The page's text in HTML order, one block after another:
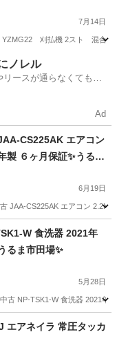
7月14日
刈払機 2スト 混合
ノレル
ースが通らなくてもク
Ad
CS225AK エアコン
製 ６ヶ月保証✨うるま
6月19日
CS225AK エアコン
W 食洗器 2021年
るま市田場✨
5月28日
NP-TSK1-W 食洗器 2021年
エアネイラ 常圧タッカ